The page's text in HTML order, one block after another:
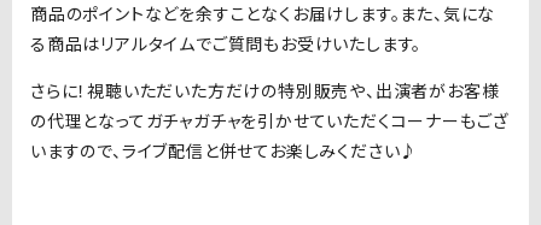
商品のポイントなどを余すことなくお届けします。また、気にな
る商品はリアルタイムでご質問もお受けいたします。
さらに！視聴いただいた方だけの特別販売や、出演者がお客様
の代理となってガチャガチャを引かせていただくコーナーもござ
いますので、ライブ配信と併せてお楽しみください♪